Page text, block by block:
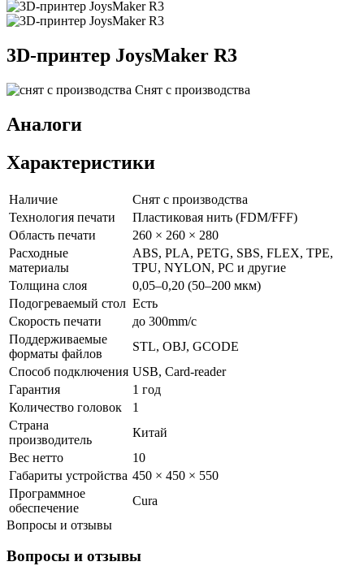
3D-принтер JoysMaker R3
Снят с производства
Аналоги
Характеристики
Наличие
Снят с производства
Технология печати
Пластиковая нить (FDM/FFF)
Область печати
260 × 260 × 280
Расходные
материалы
ABS, PLA, PETG, SBS, FLEX, TPE,
TPU, NYLON, PC и другие
Толщина слоя
0,05–0,20 (50–200 мкм)
Подогреваемый стол Есть
Скорость печати
до 300mm/с
Поддерживаемые
форматы файлов
STL, OBJ, GCODE
Способ подключения USB, Card-reader
Гарантия
1 год
Количество головок
1
Страна
производитель
Китай
Вес нетто
10
Габариты устройства 450 × 450 × 550
Программное
обеспечение
Cura
Вопросы и отзывы
Вопросы и отзывы